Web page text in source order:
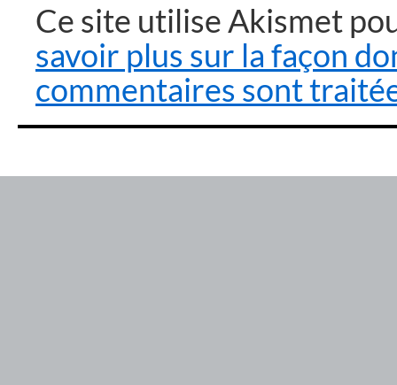
Ce site utilise Akismet
savoir plus sur la façon
commentaires sont